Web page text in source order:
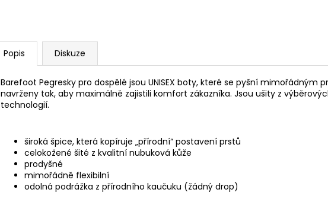
Popis Diskuze
Barefoot Pegresky pro dospělé jsou UNISEX boty, které se pyšní mimořádným
navrženy tak, aby maximálně zajistili komfort zákazníka. Jsou ušity z
technologií.
široká špice, která kopíruje „přírodní“ postavení prstů
celokožené šité z kvalitní nubuková kůže
prodyšné
mimořádně flexibilní
odolná podrážka z přírodního kaučuku (žádný drop)